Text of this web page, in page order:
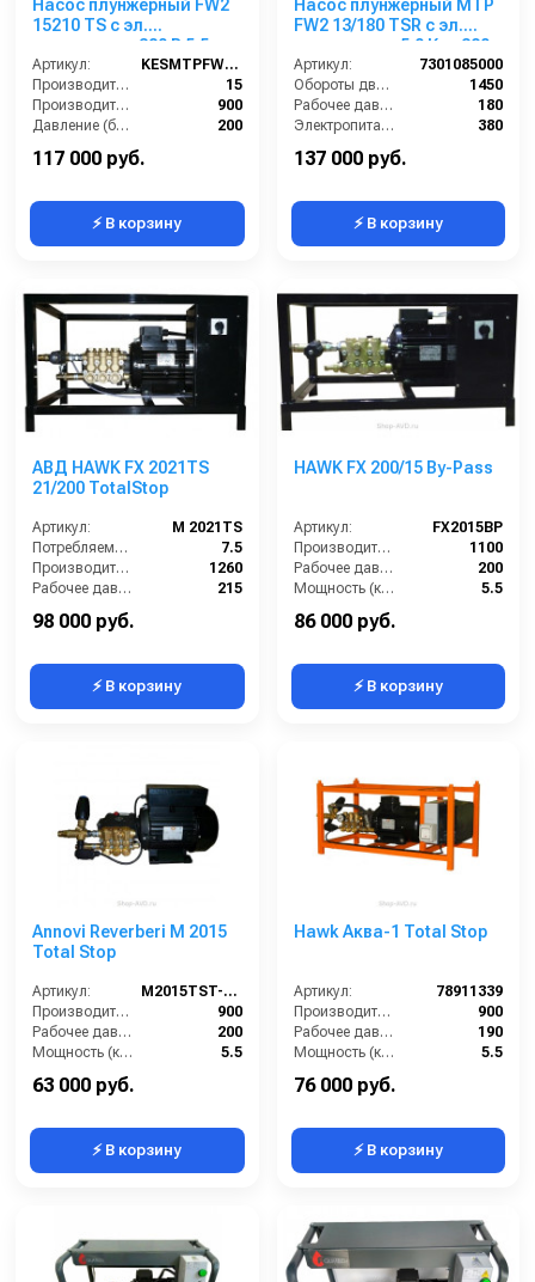
Насос плунжерный FW2
15210 TS с эл.
двигателем 380 В 5,5
кВт c электрическим
блоком управления
Артикул:
KESMTPFW2 15/200
Производительность (л/мин):
15
Производительность (л/ч):
900
Давление (бар):
200
117 000 руб.
⚡ В корзину
Насос плунжерный MTP
FW2 13/180 TSR с эл.
двигателем 5,0 Квт 380
В
Артикул:
7301085000
Обороты двигателя (об/мин):
1450
Рабочее давление (бар):
180
Электропитание (В):
380
137 000 руб.
⚡ В корзину
АВД HAWK FX 2021TS
21/200 TotalStop
Артикул:
M 2021TS
Потребляемая мощность (кВт):
7.5
Производительность (л/ч):
1260
Рабочее давление (бар):
215
Мощность (кВт):
98 000 руб.
⚡ В корзину
HAWK FX 200/15 By-Pass
Артикул:
FX2015BP
Производительность (л/ч):
1100
Рабочее давление (бар):
200
Мощность (кВт):
5.5
Электропитание (В):
86 000 руб.
⚡ В корзину
Annovi Reverberi M 2015
Total Stop
Артикул:
M2015TST-AR
Производительность (л/ч):
900
Рабочее давление (бар):
200
Мощность (кВт):
5.5
Электропитание (В):
63 000 руб.
⚡ В корзину
Hawk Аква-1 Total Stop
Артикул:
78911339
Производительность (л/ч):
900
Рабочее давление (бар):
190
Мощность (кВт):
5.5
Электропитание (В):
76 000 руб.
⚡ В корзину